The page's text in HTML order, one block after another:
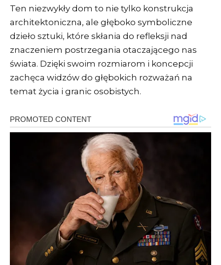
Ten niezwykły dom to nie tylko konstrukcja
architektoniczna, ale głęboko symboliczne
dzieło sztuki, które skłania do refleksji nad
znaczeniem postrzegania otaczającego nas
świata. Dzięki swoim rozmiarom i koncepcji
zachęca widzów do głębokich rozważań na
temat życia i granic osobistych.